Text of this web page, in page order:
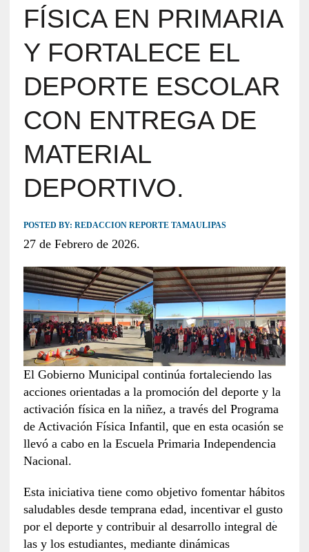
FÍSICA EN PRIMARIA
Y FORTALECE EL
DEPORTE ESCOLAR
CON ENTREGA DE
MATERIAL
DEPORTIVO.
POSTED BY: REDACCION REPORTE TAMAULIPAS
27 de Febrero de 2026.
El Gobierno Municipal continúa fortaleciendo las
acciones orientadas a la promoción del deporte y la
activación física en la niñez, a través del Programa
de Activación Física Infantil, que en esta ocasión se
llevó a cabo en la Escuela Primaria Independencia
Nacional.
Esta iniciativa tiene como objetivo fomentar hábitos
saludables desde temprana edad, incentivar el gusto
por el deporte y contribuir al desarrollo integral de
las y los estudiantes, mediante dinámicas